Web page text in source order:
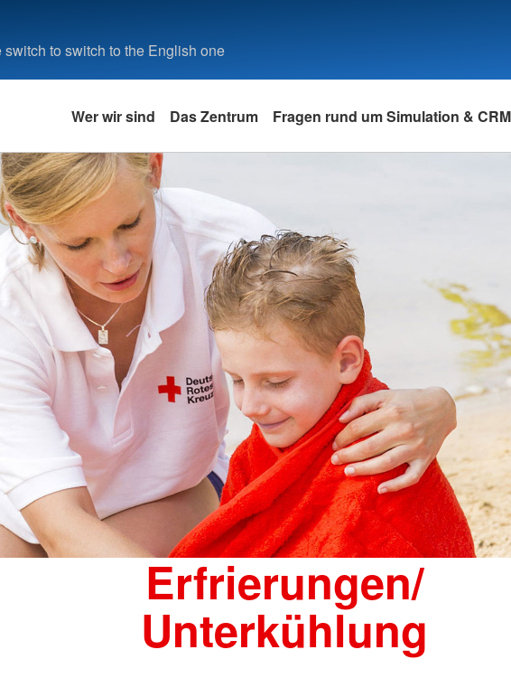
to switch to the English one
Wer wir sind Das Zentrum Fragen rund um Simulation & CRM
Erfrierungen/
Unterkühlung